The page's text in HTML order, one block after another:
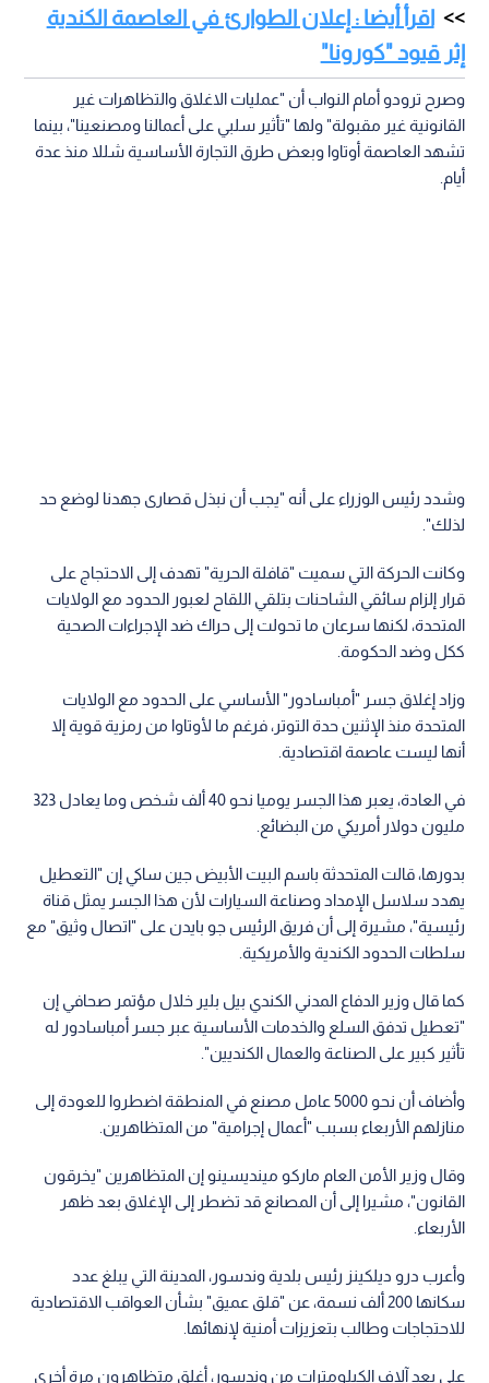
اقرأ أيضا : إعلان الطوارئ في العاصمة الكندية
إثر قيود "كورونا"
وصرح ترودو أمام النواب أن "عمليات الاغلاق والتظاهرات غير
القانونية غير مقبولة" ولها "تأثير سلبي على أعمالنا ومصنعينا"، بينما
تشهد العاصمة أوتاوا وبعض طرق التجارة الأساسية شللا منذ عدة
أيام.
وشدد رئيس الوزراء على أنه "يجب أن نبذل قصارى جهدنا لوضع حد
لذلك".
وكانت الحركة التي سميت "قافلة الحرية" تهدف إلى الاحتجاج على
قرار إلزام سائقي الشاحنات بتلقي اللقاح لعبور الحدود مع الولايات
المتحدة، لكنها سرعان ما تحولت إلى حراك ضد الإجراءات الصحية
ككل وضد الحكومة.
وزاد إغلاق جسر "أمباسادور" الأساسي على الحدود مع الولايات
المتحدة منذ الإثنين حدة التوتر، فرغم ما لأوتاوا من رمزية قوية إلا
أنها ليست عاصمة اقتصادية.
في العادة، يعبر هذا الجسر يوميا نحو 40 ألف شخص وما يعادل 323
مليون دولار أمريكي من البضائع.
بدورها، قالت المتحدثة باسم البيت الأبيض جين ساكي إن "التعطيل
يهدد سلاسل الإمداد وصناعة السيارات لأن هذا الجسر يمثل قناة
رئيسية"، مشيرة إلى أن فريق الرئيس جو بايدن على "اتصال وثيق" مع
سلطات الحدود الكندية والأمريكية.
كما قال وزير الدفاع المدني الكندي بيل بلير خلال مؤتمر صحافي إن
"تعطيل تدفق السلع والخدمات الأساسية عبر جسر أمباسادور له
تأثير كبير على الصناعة والعمال الكنديين".
وأضاف أن نحو 5000 عامل مصنع في المنطقة اضطروا للعودة إلى
منازلهم الأربعاء بسبب "أعمال إجرامية" من المتظاهرين.
وقال وزير الأمن العام ماركو مينديسينو إن المتظاهرين "يخرقون
القانون"، مشيرا إلى أن المصانع قد تضطر إلى الإغلاق بعد ظهر
الأربعاء.
وأعرب درو ديلكينز رئيس بلدية وندسور، المدينة التي يبلغ عدد
سكانها 200 ألف نسمة، عن "قلق عميق" بشأن العواقب الاقتصادية
للاحتجاجات وطالب بتعزيزات أمنية لإنهائها.
على بعد آلاف الكيلومترات من وندسور، أغلق متظاهرون مرة أخرى